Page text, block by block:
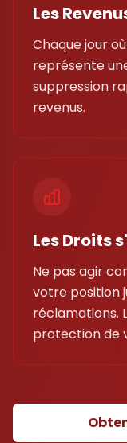
Les
Chaque jour
représente
suppression
revenus.
Les Droits
Ne pas agir
votre position
réclamations.
protection de